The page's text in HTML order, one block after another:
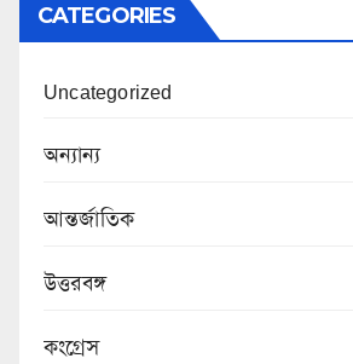
CATEGORIES
Uncategorized
অন্যান্য
আন্তর্জাতিক
উত্তরবঙ্গ
কংগ্রেস